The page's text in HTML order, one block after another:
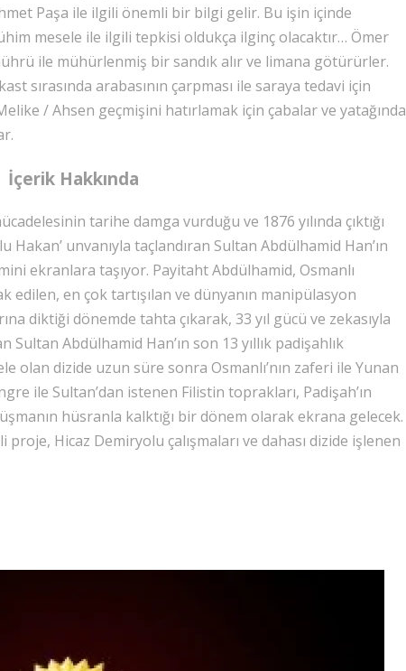
Paşa ile ilgili önemli bir bilgi gelir. Bu işin içinde
mesele ile ilgili tepkisi oldukça ilginç olacaktır… Ömer
ile mühürlenmiş bir sandık alır ve limana götürürler.
sırasında arabasının çarpması ile saraya tedavi için
/ Ahsen geçmişini hatırlamak için çabalar ve yatağında
İçerik Hakkında
tarihe damga vurduğu ve 1876 yılında çıktığı
unvanıyla taçlandıran Sultan Abdülhamid Han’ın
ekranlara taşıyor. Payitaht Abdülhamid, Osmanlı
en çok tartışılan ve dünyanın manipülasyon
diktiği dönemde tahta çıkarak, 33 yıl gücü ve zekasıyla
Abdülhamid Han’ın son 13 yıllık padişahlık
olan dizide uzun süre sonra Osmanlı’nın zaferi ile Yunan
ile Sultan’dan istenen Filistin toprakları, Padişah’ın
hüsranla kalktığı bir dönem olarak ekrana gelecek.
proje, Hicaz Demiryolu çalışmaları ve dahası dizide işlenen